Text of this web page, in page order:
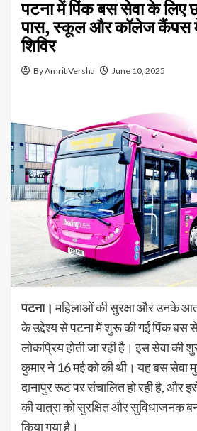
पटना में पिंक बस सेवा के लिए
पास, स्कूल और कॉलेज कैंपस
शिविर
By Amrit Versha June 10, 2025
पटना। महिलाओं की सुरक्षा और उनके
के उद्देश्य से पटना में शुरू की गई पिंक बस
लोकप्रिय होती जा रही है। इस सेवा की
कुमार ने 16 मई को की थी। यह बस सेवा
दानापुर रूट पर संचालित हो रही है, और
की यात्रा को सुरक्षित और सुविधाजनक
किया गया है।